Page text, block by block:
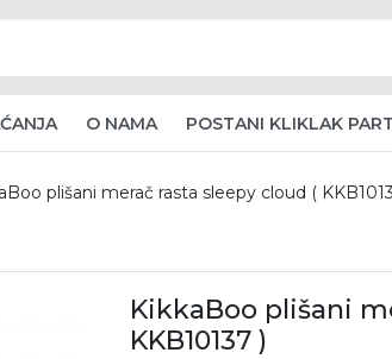
O NAMA POSTANI KLIKLAK
plišani merač rasta sleepy cloud (
KikkaBoo plišani
KKB10137 )